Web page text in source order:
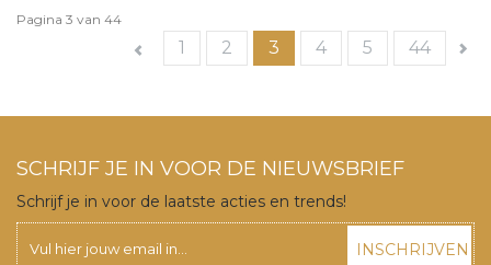
Pagina 3 van 44
1 2 3 4 5 44
SCHRIJF JE IN VOOR DE NIEUWSBRIEF
Schrijf je in voor de laatste acties en trends!
INSCHRIJVEN